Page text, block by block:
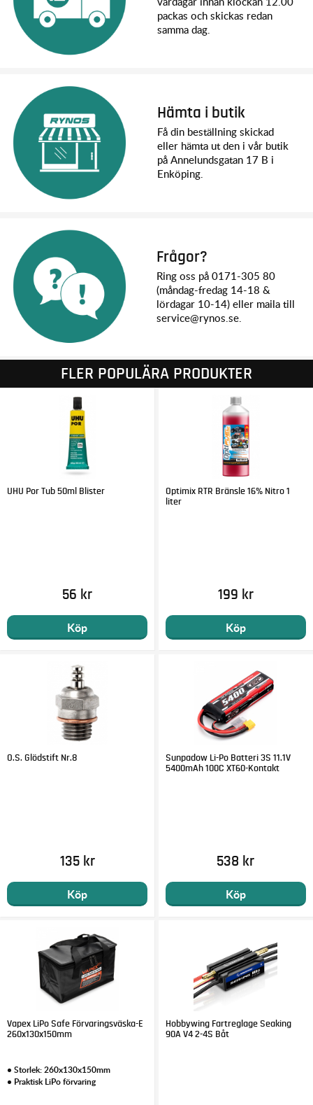
packas och skickas redan
samma dag.
Hämta i butik
Få din beställning skickad
eller hämta ut den i vår butik
på Annelundsgatan 17 B i
Enköping.
Frågor?
Ring oss på 0171-305 80
(måndag-fredag 14-18 &
lördagar 10-14) eller maila till
service@rynos.se.
FLER POPULÄRA PRODUKTER
UHU Por Tub 50ml Blister
56 kr
Köp
Optimix RTR Bränsle 16% Nitro 1
liter
199 kr
Köp
O.S. Glödstift Nr.8
135 kr
Köp
Sunpadow Li-Po Batteri 3S 11.1V
5400mAh 100C XT60-Kontakt
538 kr
Köp
Vapex LiPo Safe Förvaringsväska-E
260x130x150mm
• Storlek: 260x130x150mm
• Praktisk LiPo förvaring
Hobbywing Fartreglage Seaking
90A V4 2-4S Båt